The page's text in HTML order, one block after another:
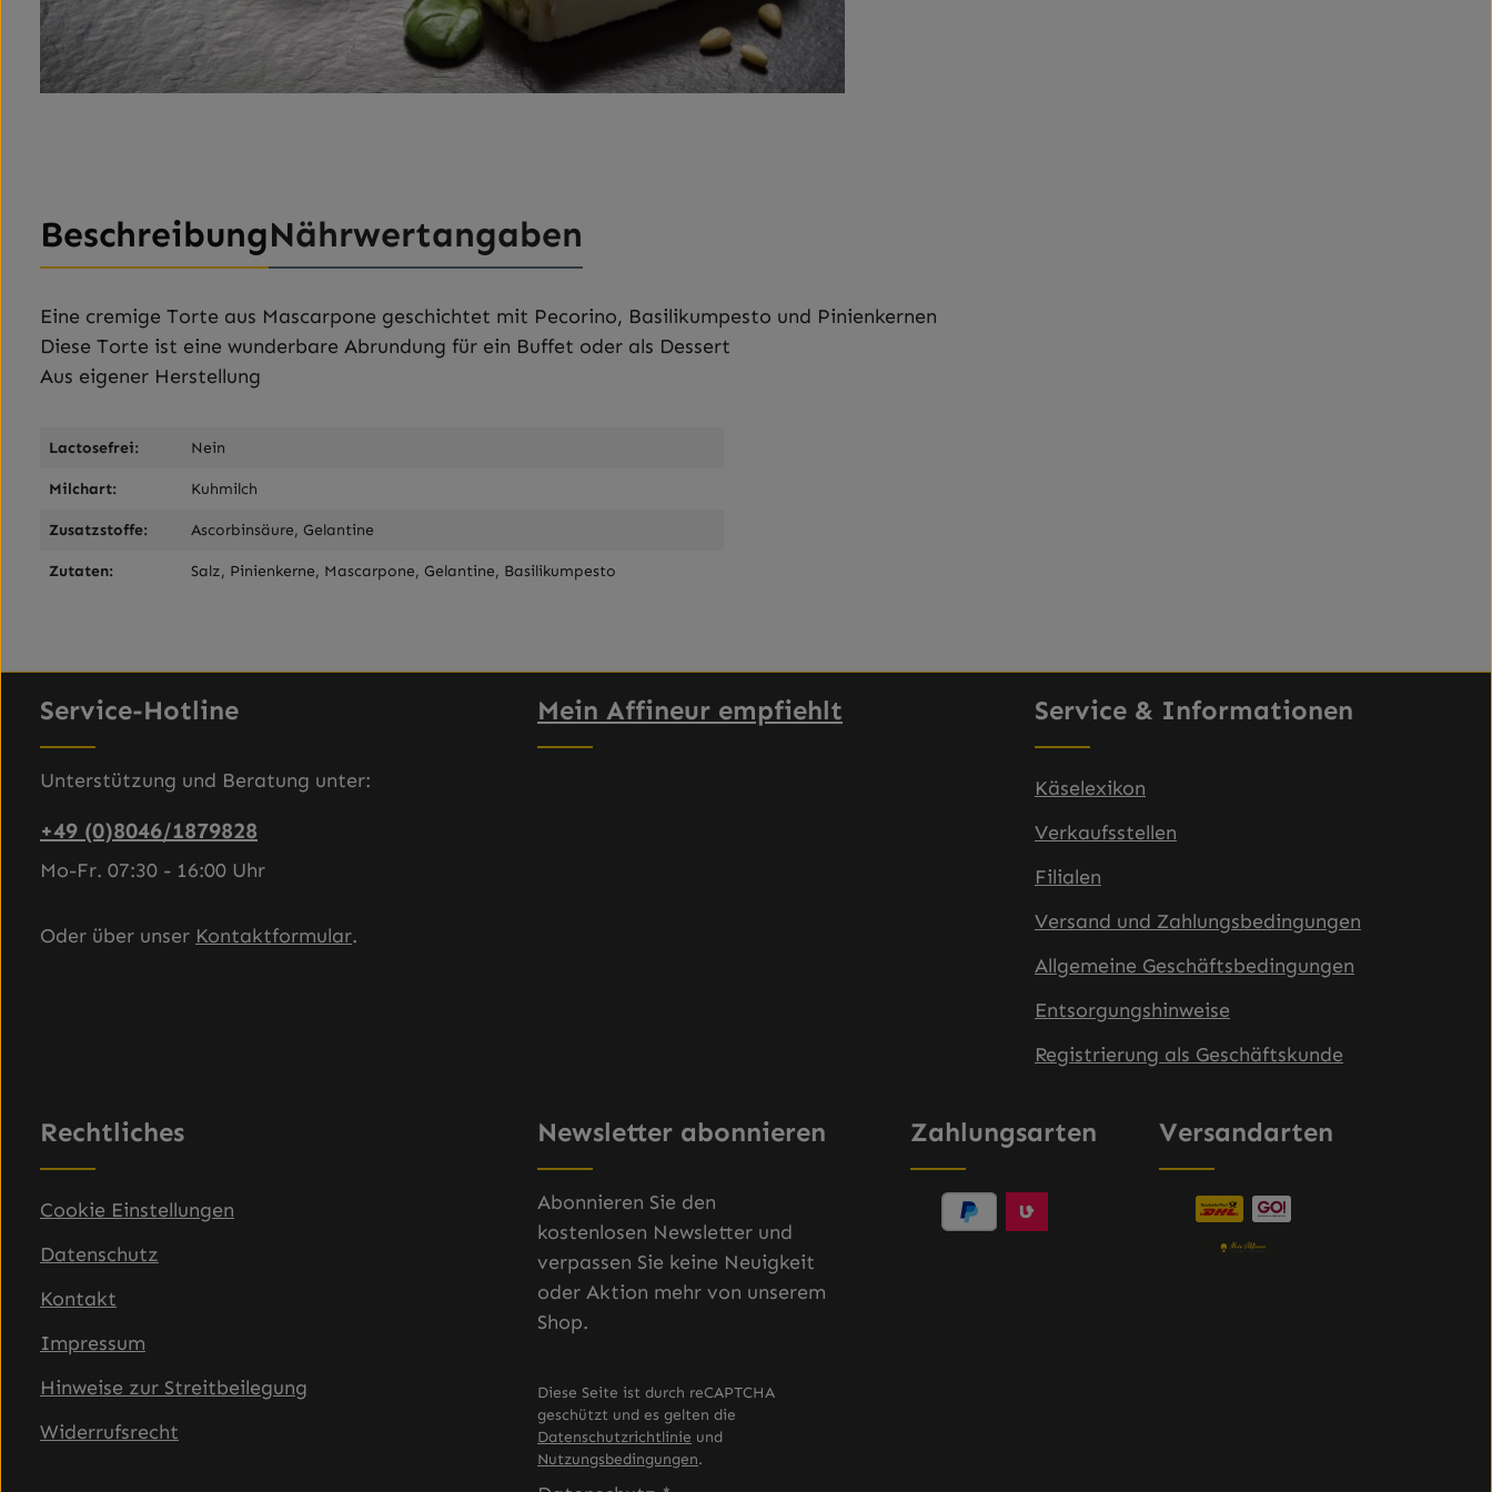
BeschreibungNährwertangaben
Eine cremige Torte aus Mascarpone geschichtet mit Pecorino, Basilikumpesto und Pinienkernen
Diese Torte ist eine wunderbare Abrundung für ein Buffet oder als Dessert
Aus eigener Herstellung
Lactosefrei: Nein
Milchart: Kuhmilch
Zusatzstoffe: Ascorbinsäure, Gelantine
Zutaten: Salz, Pinienkerne, Mascarpone, Gelantine, Basilikumpesto
Service-Hotline
Unterstützung und Beratung unter:
+49 (0)8046/1879828
Mo-Fr. 07:30 - 16:00 Uhr
Oder über unser Kontaktformular.
Mein Affineur empfiehlt Service & Informationen
Käselexikon
Verkaufsstellen
Filialen
Versand und Zahlungsbedingungen
Allgemeine Geschäftsbedingungen
Entsorgungshinweise
Registrierung als Geschäftskunde
Rechtliches
Cookie Einstellungen
Datenschutz
Kontakt
Impressum
Hinweise zur Streitbeilegung
Widerrufsrecht
Newsletter abonnieren
Abonnieren Sie den
kostenlosen Newsletter und
verpassen Sie keine Neuigkeit
oder Aktion mehr von unserem
Shop.
Diese Seite ist durch reCAPTCHA
geschützt und es gelten die
Datenschutzrichtlinie und
Nutzungsbedingungen.
Zahlungsarten Versandarten